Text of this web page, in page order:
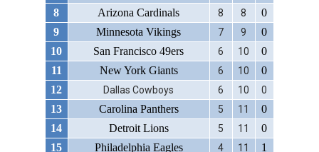
8
Arizona Cardinals 8 8
0
9
Minnesota Vikings 7 9
0
10
San Francisco 49ers 6 10
0
11
New York Giants 6 10
0
12
Dallas Cowboys 6 10 0
13 Carolina Panthers 5 11
0
14
Detroit Lions 5 11
0
15
Philadelphia Eagles 4 11
1